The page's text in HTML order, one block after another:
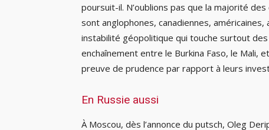
poursuit-il. N’oublions pas que la majorité
sont anglophones, canadiennes,
instabilité géopolitique qui touche surtout
enchaînement entre le Burkina Faso, le Mali,
preuve de prudence par rapport à leurs
En Russie aussi
À Moscou, dès l’annonce du putsch, Oleg